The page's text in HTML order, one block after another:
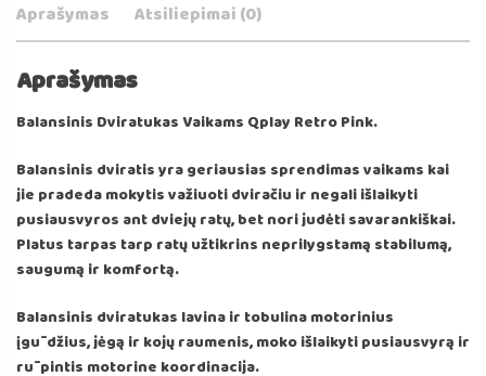
Aprašymas Atsiliepimai (0)
Aprašymas
Balansinis Dviratukas Vaikams Qplay Retro Pink.
Balansinis dviratis yra geriausias sprendimas vaikams kai
jie pradeda mokytis važiuoti dviračiu ir negali išlaikyti
pusiausvyros ant dviejų ratų, bet nori judėti savarankiškai.
Platus tarpas tarp ratų užtikrins neprilygstamą stabilumą,
saugumą ir komfortą.
Balansinis dviratukas lavina ir tobulina motorinius
įgūdžius, jėgą ir kojų raumenis, moko išlaikyti pusiausvyrą ir
rūpintis motorine koordinacija.